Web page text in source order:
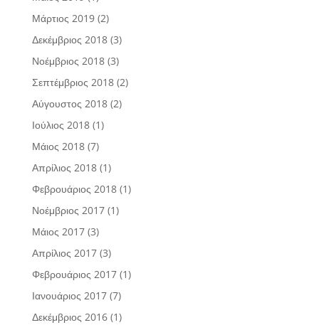
Μάρτιος 2019(2)
Δεκέμβριος 2018(3)
Νοέμβριος 2018(3)
Σεπτέμβριος 2018(2)
Αύγουστος 2018(2)
Ιούλιος 2018(1)
Μάιος 2018(7)
Απρίλιος 2018(1)
Φεβρουάριος 2018(1)
Νοέμβριος 2017(1)
Μάιος 2017(3)
Απρίλιος 2017(3)
Φεβρουάριος 2017(1)
Ιανουάριος 2017(7)
Δεκέμβριος 2016(1)